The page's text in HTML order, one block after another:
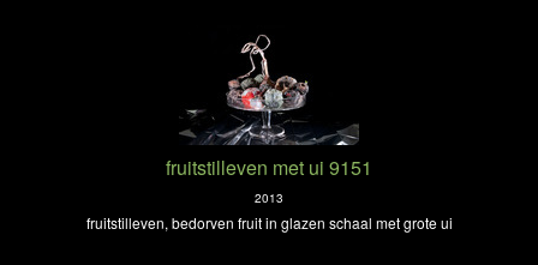
fruitstilleven met ui 9151
2013
fruitstilleven, bedorven fruit in glazen schaal met grote ui